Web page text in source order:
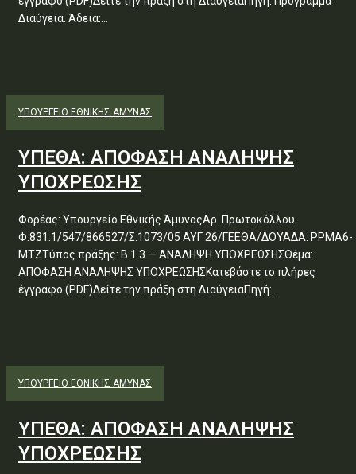
Διαύγεια. Άδεια:...
ΥΠΟΥΡΓΕΊΟ ΕΘΝΙΚΉΣ ΆΜΥΝΑΣ
ΥΠΕΘΑ: ΑΠΟΦΑΣΗ ΑΝΑΛΗΨΗΣ
ΥΠΟΧΡΕΩΣΗΣ
Φορέας: Υπουργείο Εθνικής ΆμυναςΑρ. Πρωτοκόλλου:
Φ.831.1/547/866527/Σ.1073/05 ΑΥΓ 26/ΓΕΕΘΑ/ΔΟΥΑΔΑ: ΡΡΜΑ6-
ΜΤΖΤύπος πράξης: Β.1.3 — ΑΝΑΛΗΨΗ ΥΠΟΧΡΕΩΣΗΣΘέμα:
ΑΠΟΦΑΣΗ ΑΝΑΛΗΨΗΣ ΥΠΟΧΡΕΩΣΗΣΚατεβάστε το πλήρες
έγγραφο (PDF)Δείτε την πράξη στη ΔιαύγειαΠηγή:...
ΥΠΟΥΡΓΕΊΟ ΕΘΝΙΚΉΣ ΆΜΥΝΑΣ
ΥΠΕΘΑ: ΑΠΟΦΑΣΗ ΑΝΑΛΗΨΗΣ
ΥΠΟΧΡΕΩΣΗΣ